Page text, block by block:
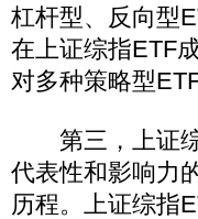
杠杆型、反向型
在上证综指ETF
对多种策略型
第三，上证综
代表性和影响力
历程。上证综指